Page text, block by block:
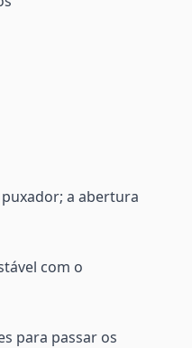
a abertura
com o
para passar os